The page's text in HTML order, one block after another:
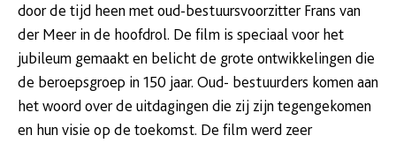
door de tijd heen met oud-bestuursvoorzitter Frans van
der Meer in de hoofdrol. De film is speciaal voor het
jubileum gemaakt en belicht de grote ontwikkelingen die
de beroepsgroep in 150 jaar. Oud- bestuurders komen aan
het woord over de uitdagingen die zij zijn tegengekomen
en hun visie op de toekomst. De film werd zeer